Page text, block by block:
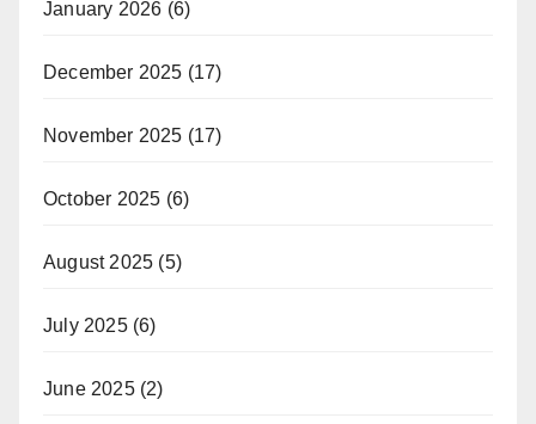
January 2026 (6)
December 2025 (17)
November 2025 (17)
October 2025 (6)
August 2025 (5)
July 2025(6)
June 2025(2)